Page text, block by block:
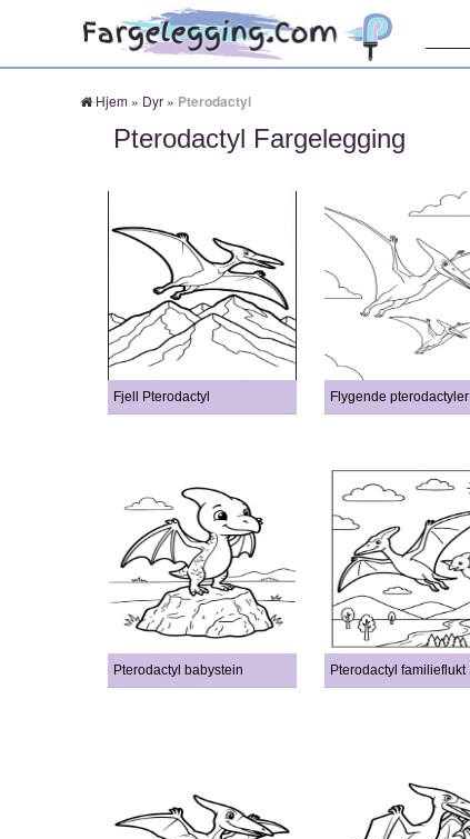
Hjem » Dyr » Pterodactyl
Pterodactyl Fargelegging
Fjell Pterodactyl Flygende pterodactyler
Pterodactyl babystein Pterodactyl familieflukt